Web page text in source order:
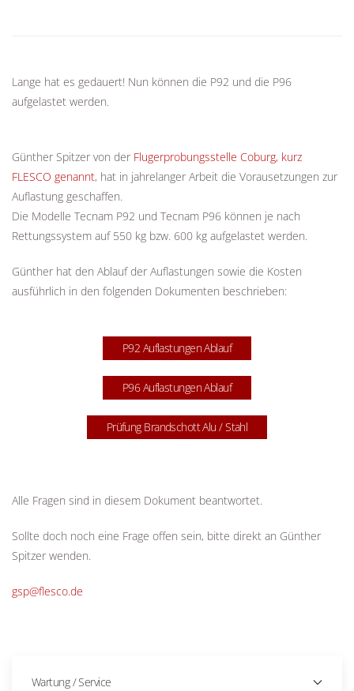
Lange hat es gedauert! Nun können die P92 und die P96
aufgelastet werden.
Günther Spitzer von der Flugerprobungsstelle Coburg, kurz
FLESCO genannt, hat in jahrelanger Arbeit die Vorausetzungen zur
Auflastung geschaffen.
Die Modelle Tecnam P92 und Tecnam P96 können je nach
Rettungssystem auf 550 kg bzw. 600 kg aufgelastet werden.
Günther hat den Ablauf der Auflastungen sowie die Kosten
ausführlich in den folgenden Dokumenten beschrieben:
P92 Auflastungen Ablauf
P96 Auflastungen Ablauf
Prüfung Brandschott Alu / Stahl
Alle Fragen sind in diesem Dokument beantwortet.
Sollte doch noch eine Frage offen sein, bitte direkt an Günther
Spitzer wenden.
gsp@flesco.de
Wartung / Service